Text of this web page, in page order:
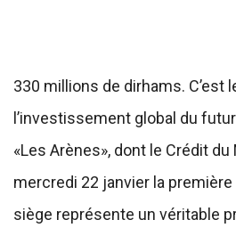
330 millions de dirhams. C’est
l’investissement global du
«Les Arènes», dont le Crédit du
mercredi 22 janvier la première
siège représente un véritable